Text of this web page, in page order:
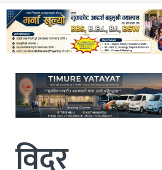
विदुर